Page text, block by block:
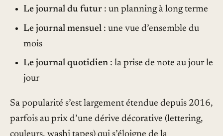
Le journal du futur: un planning à long terme
Le journal mensuel: une vue d’ensemble du
mois
Le journal quotidien: la prise de note au jour le
jour
Sa popularité s’est largement étendue depuis 2016,
parfois au prix d’une dérive décorative (lettering,